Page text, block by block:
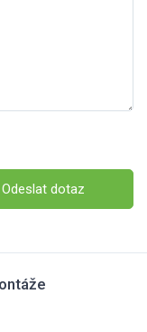
Odeslat dotaz